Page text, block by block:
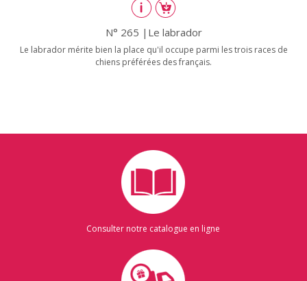
N° 265 |Le labrador
Le labrador mérite bien la place qu'il occupe parmi les trois races de
chiens préférées des français.
Consulter notre catalogue en ligne